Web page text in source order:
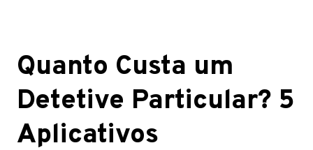
Quanto Custa um
Detetive Particular? 5
Aplicativos